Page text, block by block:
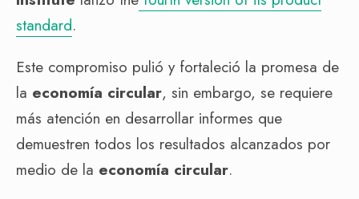
standard.
Este compromiso pulió y fortaleció la promesa de
la economía circular, sin embargo, se requiere
más atención en desarrollar informes que
demuestren todos los resultados alcanzados por
medio de la economía circular.